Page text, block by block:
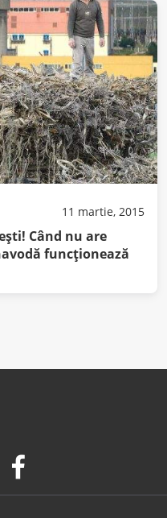
11 martie, 2015
Când nu are
funcţionează